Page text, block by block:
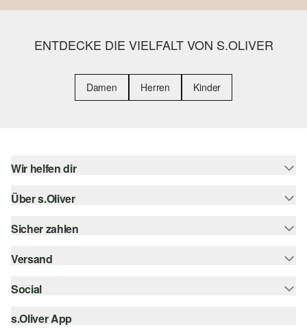
ENTDECKE DIE VIELFALT VON S.OLIVER
Damen Herren Kinder
Wir helfen dir
Hilfe & FAQ
Größenberatung
Über s.Oliver
Newsletter
s.Oliver Card
Wunschliste
Sicher zahlen
Rechnung
Kreditkarte
Versand
Sendungsverfolgung
SwissPost
Social
instagram
s.Oliver App